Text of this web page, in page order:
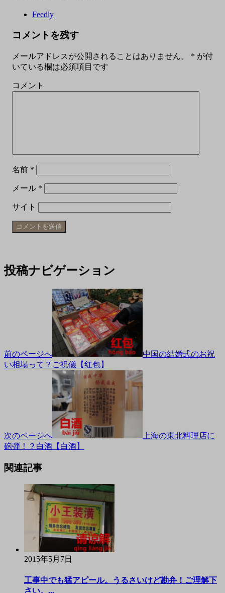
Feedly
コメントを残す
メールアドレスが公開されることはありません。 * が付
いている欄は必須項目です
コメント
名前 *
メール *
サイト
投稿ナビゲーション
前のページへ
中国の結婚式のお祝
い相場って？ご祝儀【红包】
次のページへ
上海の東北料理店に
砲弾！？白酒【白酒】
関連記事
2015年5月7日
工事中でも猛アピール。うるさいけど勘弁！ご理解下
さい。...